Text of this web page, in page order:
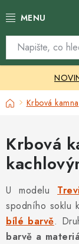
na
Skleníky
Zahradní
Grily a ohniště
Kontakty
DomůKrbová kamna
Krbová
U modelu
spodního soklu
bílé barvě.
barvě a